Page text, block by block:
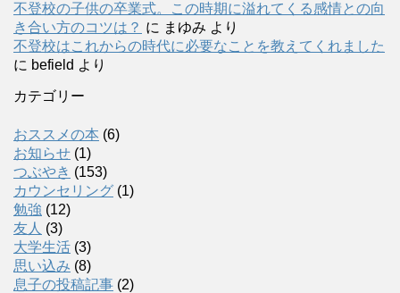
不登校の子供の卒業式。この時期に溢れてくる感情との向
き合い方のコツは？ に まゆみ より
不登校はこれからの時代に必要なことを教えてくれました
に befield より
カテゴリー
おススメの本 (6)
お知らせ (1)
つぶやき (153)
カウンセリング (1)
勉強 (12)
友人 (3)
大学生活 (3)
思い込み (8)
息子の投稿記事 (2)